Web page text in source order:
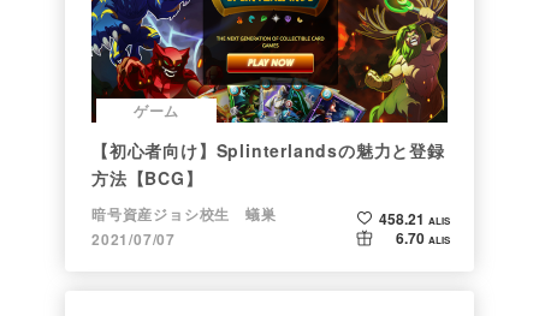
ゲーム
【初心者向け】Splinterlandsの魅力と登録
方法【BCG】
暗号資産ジョシ校生 蟻巣
2021/07/07
458.21 ALIS
6.70 ALIS